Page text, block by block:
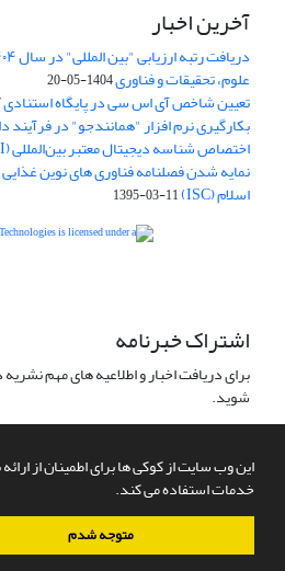
این وب سایت از کوکی ها برای اطمینان از
خدمات استفاده می کند.
متوجه شدم
آخرین اخبار
علوم، تحقیقات و فناوری1404-05-20
تعیین شاخص آی اس سی در پایگاه استنادی ISC
بکارگیری نرم افزار "همانندجو" در فرآیند
اختصاص شناسه دیجیتال معتبر بین‌المللی (DOI)
نمایه شدن فصلنامه فناوری های نوین
اسلام (ISC) 1395-03-11
اشتراک خبرنامه
برای دریافت اخبار و اطلاعیه های مهم
شوید.
سامانه مدیریت نشریات علمی.طراحی و